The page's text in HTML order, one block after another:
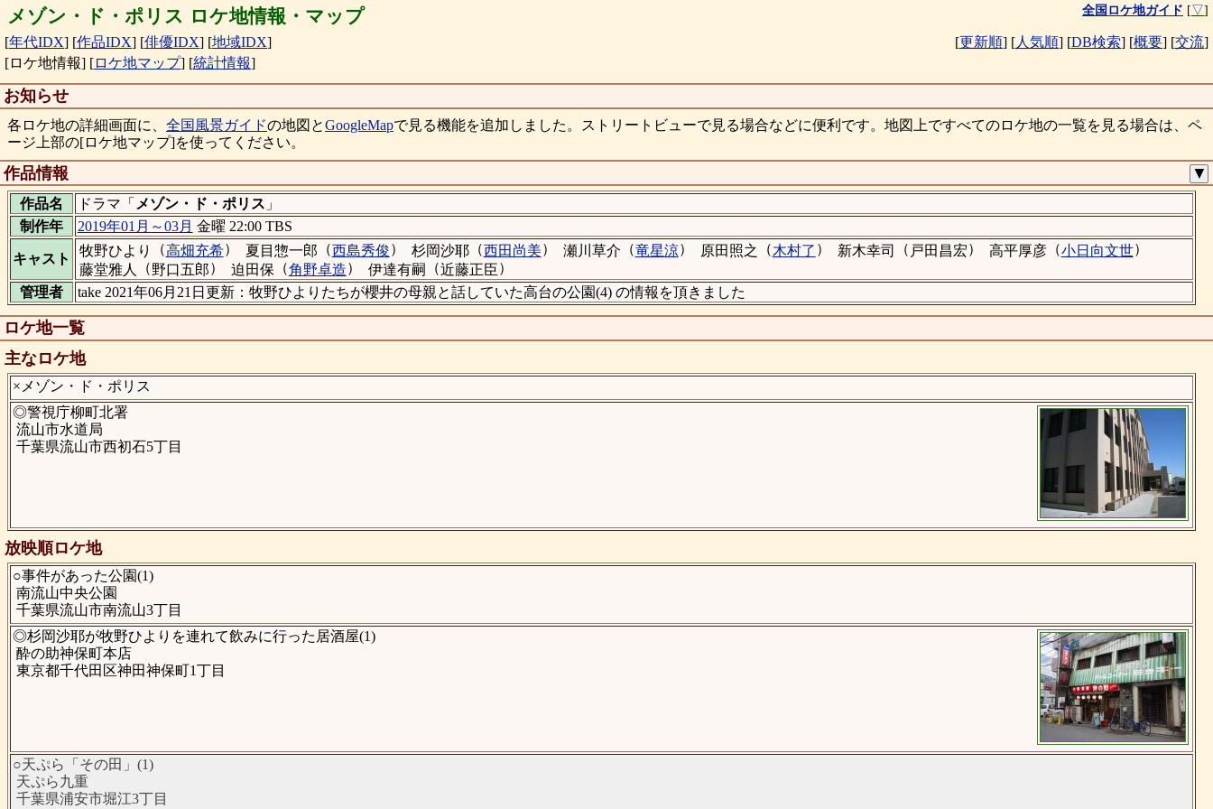
メゾン・ド・ポリス ロケ地情報・マップ 全国ロケ地ガイド [▽]
[年代IDX] [作品IDX] [俳優IDX] [地域IDX] [更新順] [人気順] [DB検索] [概要] [交流]
[ロケ地情報] [ロケ地マップ] [統計情報]
お知らせ
各ロケ地の詳細画面に、 全国風景ガイドの地図とGoogleMapで見る機能を追加しました。ストリートビューで見る場合などに便利です。地図上ですべてのロケ地の一覧を見る場合は、ペ
ージ上部の[ロケ地マップ]を使ってください。
作品情報 ▼
作品名 ドラマ「 メゾン・ド・ポリス 」
制作年
2019年01月～03月 金曜 22:00 TBS
キャスト
牧野ひより （高畑充希） 夏目惣一郎 （西島秀俊） 杉岡沙耶（西田尚美） 瀬川草介 （竜星涼） 原田照之 （木村了 ） 新木幸司 （ 戸田昌宏） 高平厚彦（小日向文世）
藤堂雅人
（野口五郎） 迫田保 （角野卓造） 伊達有嗣 （近藤正臣）
管理者
take 2021年06月21日更新：牧野ひよりたちが櫻井の母親と話していた高台の公園(4) の情報を頂きました
ロケ地一覧
主なロケ地
×メゾン・ド・ポリス
◎警視庁柳町北署
流山市水道局
千葉県流山市西初石5丁目
放映順ロケ地
○事件があった公園(1)
南流山中央公園
千葉県流山市南流山3丁目
◎杉岡沙耶が牧野ひよりを連れて飲みに行った居酒屋(1)
酔の助神保町本店
東京都千代田区神田神保町1丁目
○天ぷら「その田」(1)
天ぷら九重
千葉県浦安市堀江3丁目